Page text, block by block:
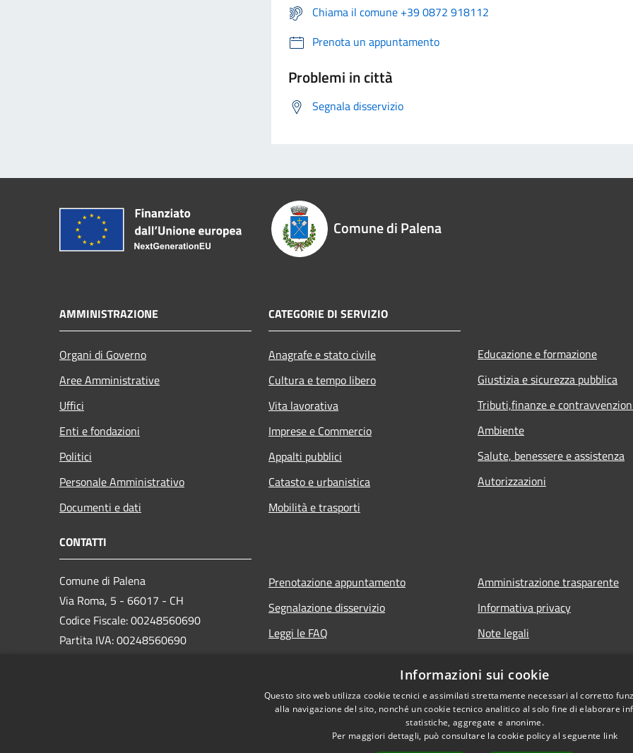
Chiama il comune +39 0872 918112
Prenota un appuntamento
Problemi in città
Segnala disservizio
Comune di Palena
AMMINISTRAZIONE
Organi di Governo
Aree Amministrative
Uffici
Enti e fondazioni
Politici
Personale Amministrativo
Documenti e dati
CATEGORIE DI SERVIZIO
Anagrafe e stato civile
Cultura e tempo libero
Vita lavorativa
Imprese e Commercio
Appalti pubblici
Catasto e urbanistica
Mobilità e trasporti
Educazione e formazione
Giustizia e sicurezza pubblica
Tributi,finanze e
Ambiente
Salute, benessere e assistenza
Autorizzazioni
CONTATTI
Comune di Palena
Via Roma, 5 - 66017 - CH
Codice Fiscale: 00248560690
Partita IVA: 00248560690
Prenotazione appuntamento
Segnalazione disservizio
Leggi le FAQ
Amministrazione trasparente
Informativa privacy
Note legali
Informazioni sui cookie
Questo sito web utilizza cookie tecnici e assimilati strettamente necessari al corretto
alla navigazione del sito, nonché un cookie tecnico analitico al solo fine di elaborare
statistiche, aggregate e anonime.
Per maggiori dettagli, può consultare la cookie policy al seguente link